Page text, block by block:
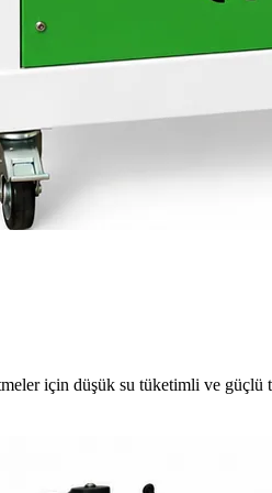
için düşük su tüketimli ve güçlü